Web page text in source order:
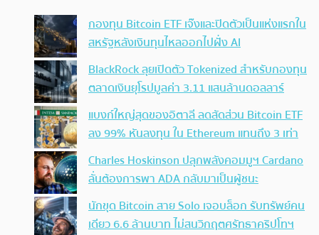
กองทุน Bitcoin ETF เจ๊งและปิดตัวเป็นแห่งแรกใน
สหรัฐหลังเงินทุนไหลออกไปฝั่ง AI
BlackRock ลุยเปิดตัว Tokenized สำหรับกองทุน
ตลาดเงินยุโรปมูลค่า 3.11 แสนล้านดอลลาร์
แบงก์ใหญ่สุดของอิตาลี ลดสัดส่วน Bitcoin ETF
ลง 99% หันลงทุน ใน Ethereum แทนถึง 3 เท่า
Charles Hoskinson ปลุกพลังคอมมูฯ Cardano
ลั่นต้องการพา ADA กลับมาเป็นผู้ชนะ
นักขุด Bitcoin สาย Solo เจอบล็อก รับทรัพย์คน
เดียว 6.6 ล้านบาท ไม่สนวิกฤตศรัทธาคริปโทฯ